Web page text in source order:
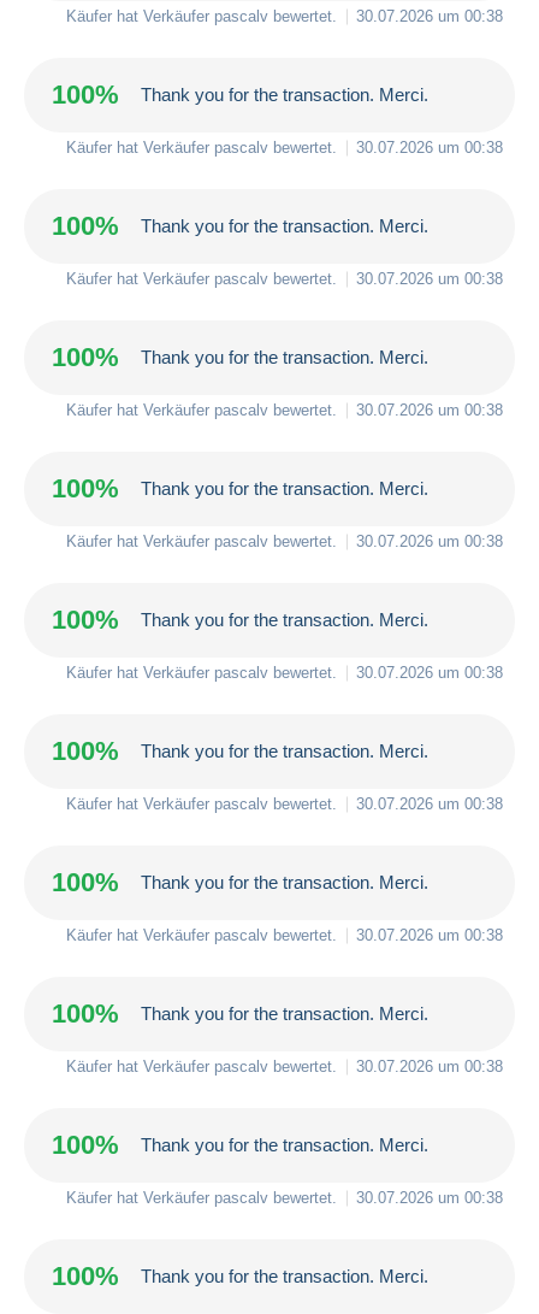
Käufer hat Verkäufer pascalv bewertet. 30.07.2026 um 00:38
100% Thank you for the transaction. Merci.
Käufer hat Verkäufer pascalv bewertet. 30.07.2026 um 00:38
100% Thank you for the transaction. Merci.
Käufer hat Verkäufer pascalv bewertet. 30.07.2026 um 00:38
100% Thank you for the transaction. Merci.
Käufer hat Verkäufer pascalv bewertet. 30.07.2026 um 00:38
100% Thank you for the transaction. Merci.
Käufer hat Verkäufer pascalv bewertet. 30.07.2026 um 00:38
100% Thank you for the transaction. Merci.
Käufer hat Verkäufer pascalv bewertet. 30.07.2026 um 00:38
100% Thank you for the transaction. Merci.
Käufer hat Verkäufer pascalv bewertet. 30.07.2026 um 00:38
100% Thank you for the transaction. Merci.
Käufer hat Verkäufer pascalv bewertet. 30.07.2026 um 00:38
100% Thank you for the transaction. Merci.
Käufer hat Verkäufer pascalv bewertet. 30.07.2026 um 00:38
100% Thank you for the transaction. Merci.
Käufer hat Verkäufer pascalv bewertet. 30.07.2026 um 00:38
100% Thank you for the transaction. Merci.